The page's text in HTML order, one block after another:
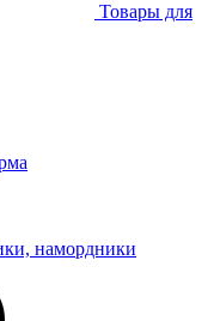
Товары для
намордники